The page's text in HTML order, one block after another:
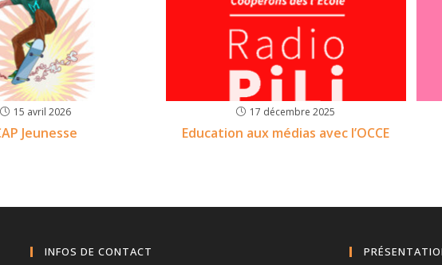
15 avril 2026
Jeunesse
17 décembre 2025
Education aux médias avec l’OCCE
INFOS DE CONTACT